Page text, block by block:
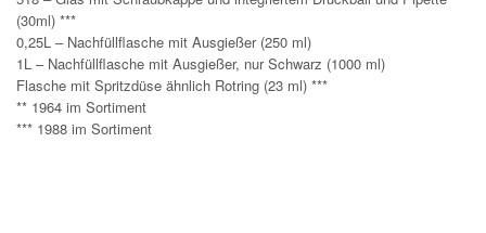
(30ml) ***
0,25L – Nachfüllflasche mit Ausgießer (250 ml)
1L – Nachfüllflasche mit Ausgießer, nur Schwarz (1000 ml)
Flasche mit Spritzdüse ähnlich Rotring (23 ml) ***
** 1964 im Sortiment
*** 1988 im Sortiment